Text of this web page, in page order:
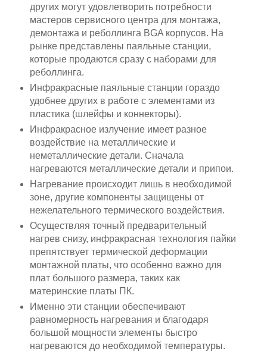
других могут удовлетворить потребности
мастеров сервисного центра для монтажа,
демонтажа и реболлинга BGA корпусов. На
рынке представлены паяльные станции,
которые продаются сразу с наборами для
реболлинга.
Инфракрасные паяльные станции гораздо
удобнее других в работе с элементами из
пластика (шлейфы и коннекторы).
Инфракрасное излучение имеет разное
воздействие на металлические и
неметаллические детали. Сначала
нагреваются металлические детали и припои.
Нагревание происходит лишь в необходимой
зоне, другие компоненты защищены от
нежелательного термического воздействия.
Осуществляя точный предварительный
нагрев снизу, инфракрасная технология пайки
препятствует термической деформации
монтажной платы, что особенно важно для
плат большого размера, таких как
материнские платы ПК.
Именно эти станции обеспечивают
равномерность нагревания и благодаря
большой мощности элементы быстро
нагреваются до необходимой температуры.